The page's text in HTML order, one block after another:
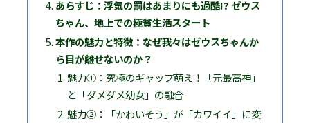
あらすじ：浮気の罰はあまりにも過酷!? ゼウス
ちゃん、地上での極貧生活スタート
本作の魅力と特徴：なぜ我々はゼウスちゃんか
ら目が離せないのか？
魅力①：究極のギャップ萌え！「元最高神」
と「ダメダメ幼女」の融合
魅力②：「かわいそう」が「カワイイ」に変